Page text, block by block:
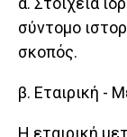
σύντομο
σκοπός.
β. Εταιρική -
Η εταιρική